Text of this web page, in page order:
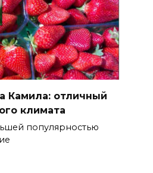
Камила: отличный
климата
популярностью